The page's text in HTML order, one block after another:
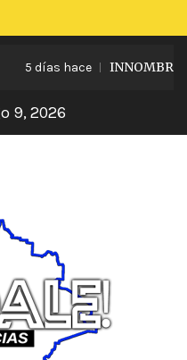
5 días hace
9, 2026